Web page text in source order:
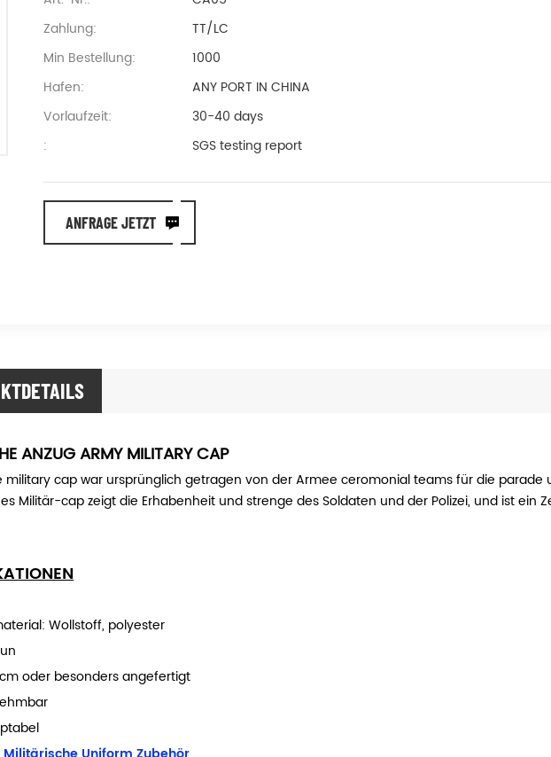
Zahlung:
TT/LC
Min Bestellung:
1000
Hafen:
ANY PORT IN CHINA
Vorlaufzeit:
30-40 days
:
SGS testing report
ANFRAGE JETZT
ANZUG ARMY MILITARY CAP
military cap war ursprünglich getragen von der Armee ceromonial teams für die parade
Militär-cap zeigt die Erhabenheit und strenge des Soldaten und der Polizei, und ist ein
Wollstoff, polyester
oder besonders angefertigt